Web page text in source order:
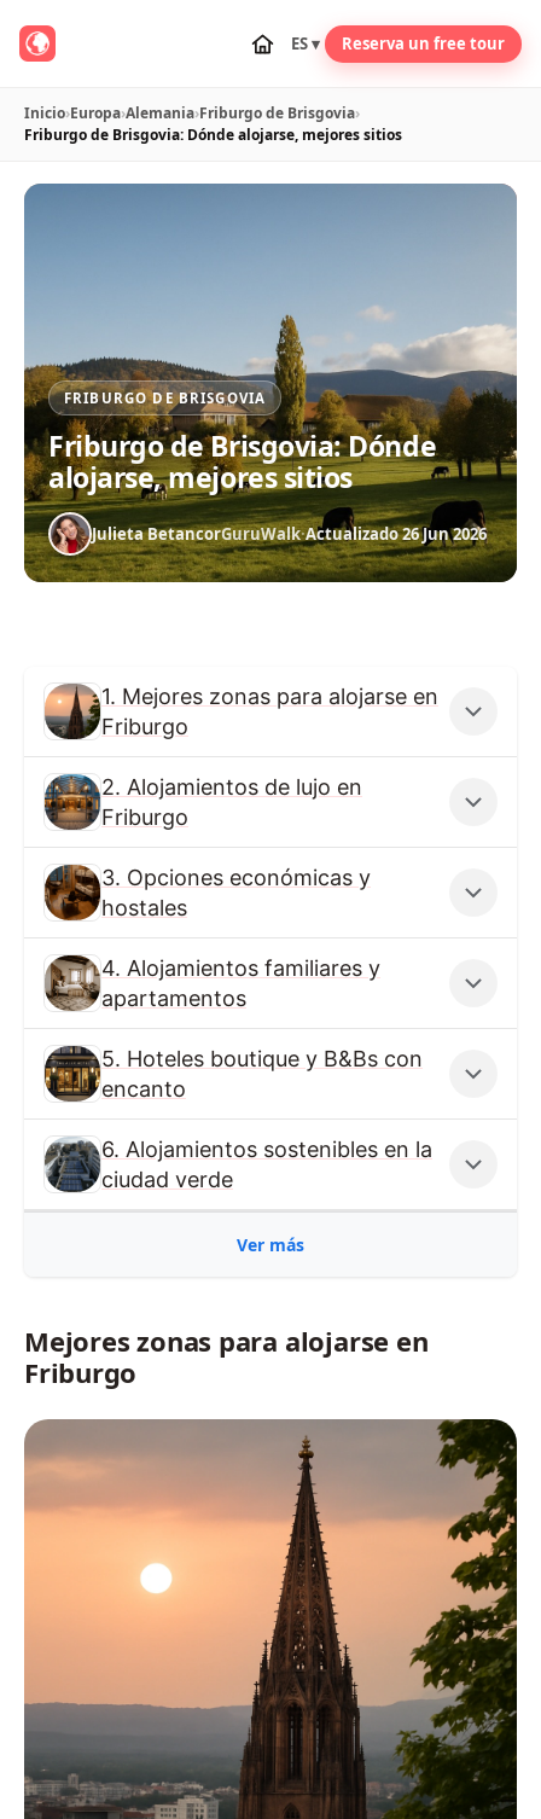
ES ▾ Reserva un free tour
Inicio›Europa›Alemania›Friburgo de Brisgovia›
Friburgo de Brisgovia: Dónde alojarse, mejores sitios
FRIBURGO DE BRISGOVIA
Friburgo de Brisgovia: Dónde
alojarse, mejores sitios
Julieta BetancorGuruWalk·Actualizado 26 Jun 2026
1. Mejores zonas para alojarse en
Friburgo
2. Alojamientos de lujo en
Friburgo
3. Opciones económicas y
hostales
4. Alojamientos familiares y
apartamentos
5. Hoteles boutique y B&Bs con
encanto
6. Alojamientos sostenibles en la
ciudad verde
Ver más
Mejores zonas para alojarse en
Friburgo